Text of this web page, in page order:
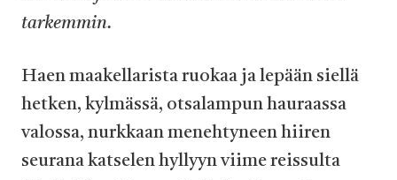
tarkemmin.
Haen maakellarista ruokaa ja lepään siellä
hetken, kylmässä, otsalampun hauraassa
valossa, nurkkaan menehtyneen hiiren
seurana katselen hyllyyn viime reissulta